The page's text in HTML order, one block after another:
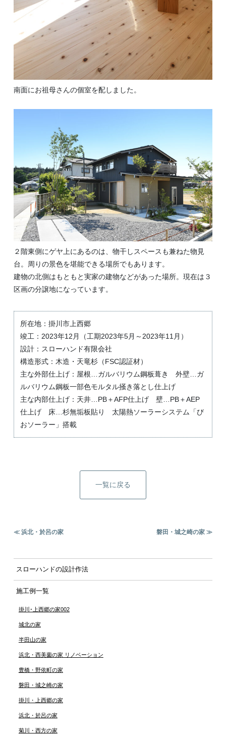
南面にお祖母さんの個室を配しました。
２階東側にゲヤ上にあるのは、物干しスペースも兼ねた物見
台。周りの景色を堪能できる場所でもあります。
建物の北側はもともと実家の建物などがあった場所。現在は３
区画の分譲地になっています。
所在地：掛川市上西郷
竣工：2023年12月（工期2023年5月～2023年11月）
設計：スローハンド有限会社
構造形式：木造・天竜杉（FSC認証材）
主な外部仕上げ：屋根…ガルバリウム鋼板葺き 外壁…ガ
ルバリウム鋼板一部色モルタル掻き落とし仕上げ
主な内部仕上げ：天井…PB＋AFP仕上げ 壁…PB＋AEP
仕上げ 床…杉無垢板貼り 太陽熱ソーラーシステム「び
おソーラー」搭載
一覧に戻る
≪ 浜北・於呂の家 磐田・城之崎の家 ≫
スローハンドの設計作法
施工例一覧
掛川･上西郷の家002
城北の家
半田山の家
浜北・西美薗の家 リノベーション
豊橋・野依町の家
磐田・城之崎の家
掛川・上西郷の家
浜北・於呂の家
菊川・西方の家